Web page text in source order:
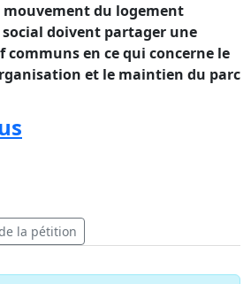
mouvement du logement
doivent partager une
en ce qui concerne le
et le maintien du parc
aux besoins de la
que préconisée et vécue par
un vecteur d’intégration et
de vie;
la pétition